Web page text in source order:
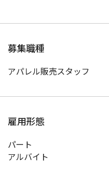
募集職種
アパレル販売スタッフ
雇用形態
パート
アルバイト